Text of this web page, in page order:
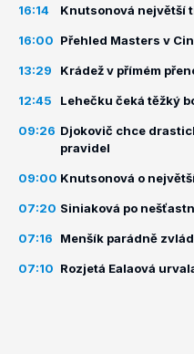
16:14 Knutsonová největší
16:00 Přehled Masters v
13:29 Krádež v přímém
12:45 Lehečku čeká těžký
09:26 Djokovič chce
pravidel
09:00 Knutsonová o
07:20 Siniaková po
07:16 Menšík parádně
07:10 Rozjetá Ealaová